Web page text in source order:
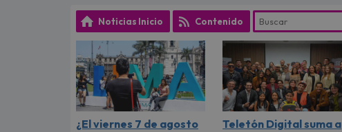
Noticias Inicio Contenido
¿El viernes 7 de agosto
Teletón Digital suma a